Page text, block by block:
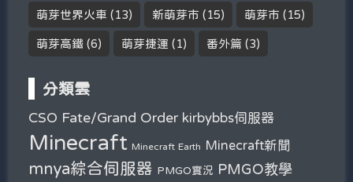
萌芽世界火車 (13) 新萌芽市 (15) 萌芽市 (15)
萌芽高鐵 (6) 萌芽捷運 (1) 番外篇 (3)
分類雲
CSO Fate/Grand Order kirbybbs伺服器
Minecraft Minecraft Earth Minecraft新聞
mnya綜合伺服器 PMGO實況 PMGO教學